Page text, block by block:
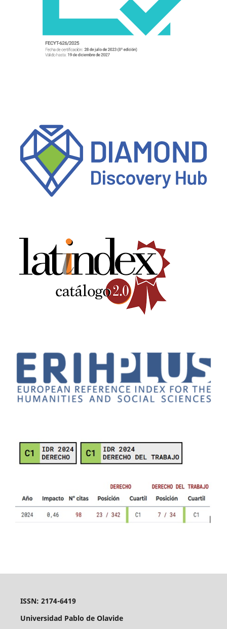
ISSN: 2174-6419
Universidad Pablo de Olavide